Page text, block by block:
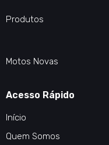
Produtos
Motos Novas
Acesso Rápido
Início
Quem Somos